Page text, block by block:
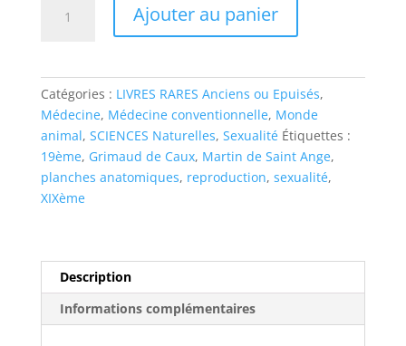
Ajouter au panier
Catégories : LIVRES RARES Anciens ou Epuisés,
Médecine, Médecine conventionnelle, Monde
animal, SCIENCES Naturelles, Sexualité Étiquettes :
19ème, Grimaud de Caux, Martin de Saint Ange,
planches anatomiques, reproduction, sexualité,
XIXème
Description
Informations complémentaires